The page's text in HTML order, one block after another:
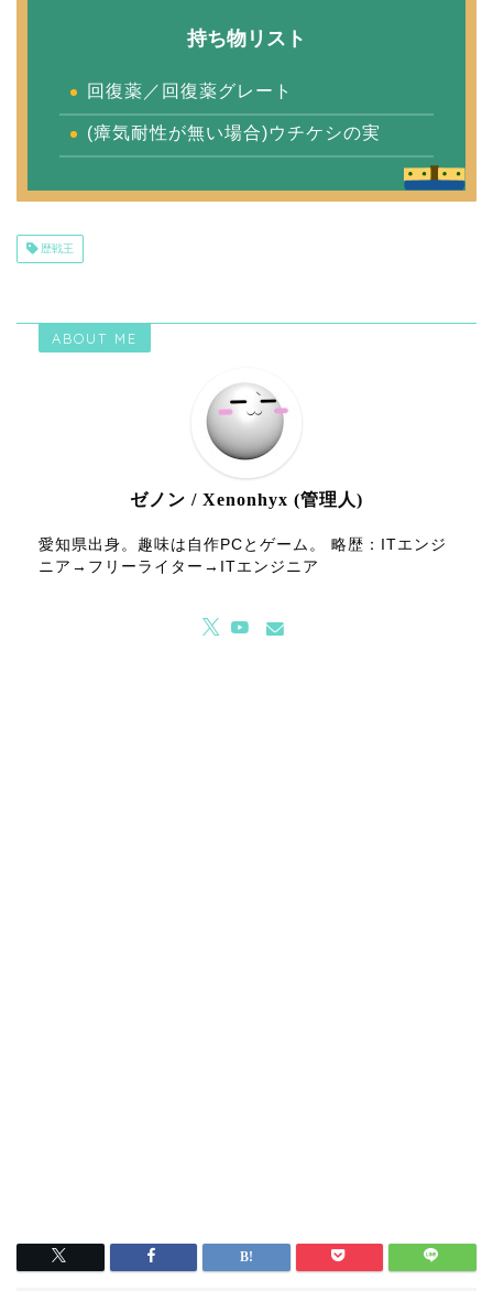
持ち物リスト
回復薬／回復薬グレート
(瘴気耐性が無い場合)ウチケシの実
歴戦王
ABOUT ME
ゼノン / Xenonhyx (管理人)
愛知県出身。趣味は自作PCとゲーム。 略歴：ITエンジ
ニア→フリーライター→ITエンジニア